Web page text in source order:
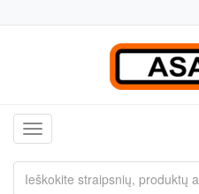
Toggle navigation